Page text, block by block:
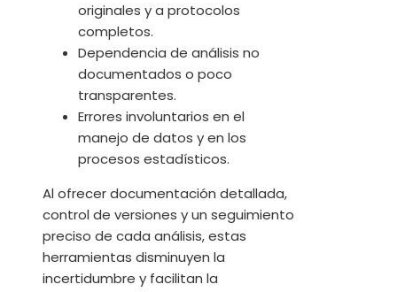
originales y a protocolos
completos.
Dependencia de análisis no
documentados o poco
transparentes.
Errores involuntarios en el
manejo de datos y en los
procesos estadísticos.
Al ofrecer documentación detallada,
control de versiones y un seguimiento
preciso de cada análisis, estas
herramientas disminuyen la
incertidumbre y facilitan la